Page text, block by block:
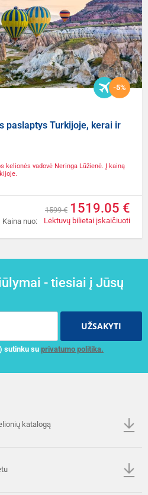
-5%
paslaptys Turkijoje, kerai ir
kelionės vadovė Neringa Lūžienė. Į kainą
Kaina nuo:
1599 € 1519.05 €
Lėktuvų bilietai įskaičiuoti
- tiesiai į Jūsų
UŽSAKYTI
sutinku su privatumo politika.
katalogą